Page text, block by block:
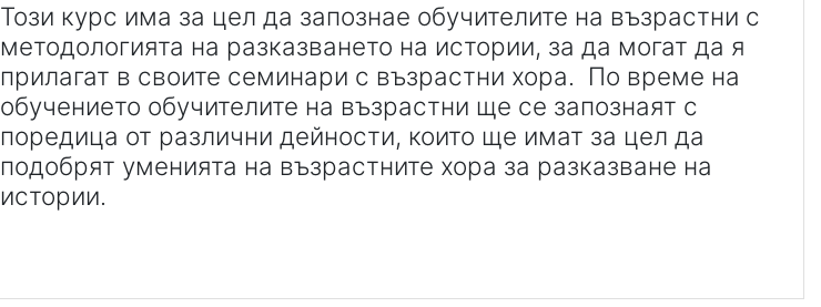
Този курс има за цел да запознае обучителите на възрастни с
методологията на разказването на истории, за да могат да я
прилагат в своите семинари с възрастни хора. По време на
обучението обучителите на възрастни ще се запознаят с
поредица от различни дейности, които ще имат за цел да
подобрят уменията на възрастните хора за разказване на
истории.